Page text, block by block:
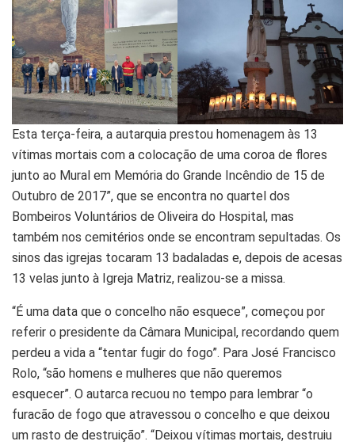
Esta terça-feira, a autarquia prestou homenagem às 13
vítimas mortais com a colocação de uma coroa de flores
junto ao Mural em Memória do Grande Incêndio de 15 de
Outubro de 2017”, que se encontra no quartel dos
Bombeiros Voluntários de Oliveira do Hospital, mas
também nos cemitérios onde se encontram sepultadas. Os
sinos das igrejas tocaram 13 badaladas e, depois de acesas
13 velas junto à Igreja Matriz, realizou-se a missa.
“É uma data que o concelho não esquece”, começou por
referir o presidente da Câmara Municipal, recordando quem
perdeu a vida a “tentar fugir do fogo”. Para José Francisco
Rolo, “são homens e mulheres que não queremos
esquecer”. O autarca recuou no tempo para lembrar “o
furacão de fogo que atravessou o concelho e que deixou
um rasto de destruição”. “Deixou vítimas mortais, destruiu